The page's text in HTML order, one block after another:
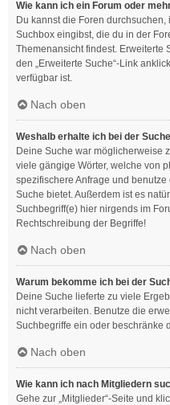
Wie kann ich ein Forum oder
Du kannst die Foren
Suchbox eingibst, die du in der
Themenansicht findest. Erweiterte
den „Erweiterte Suche“-Link
verfügbar ist.
Nach oben
Weshalb erhalte ich bei der
Deine Suche war möglicherweise
viele gängige Wörter, welche von
spezifischere Anfrage und
Suche bietet. Außerdem ist es
Suchbegriff(e) hier nirgends im
Rechtschreibung der Begriffe!
Nach oben
Warum bekomme ich bei der
Deine Suche lieferte zu viele
nicht verarbeiten. Benutze die
Suchbegriffe ein oder beschränke
Nach oben
Wie kann ich nach Mitgliedern
Gehe zur „Mitglieder“-Seite und